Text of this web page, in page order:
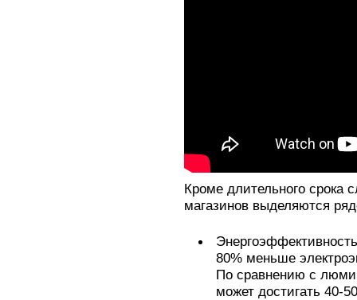
Кроме длительного
магазинов выделяются
80% меньше
По сравнению с
может достигать 40-